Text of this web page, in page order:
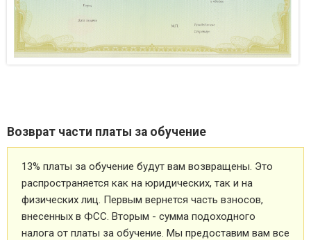
Возврат части платы за обучение
13% платы за обучение будут вам возвращены. Это
распространяется как на юридических, так и на
физических лиц. Первым вернется часть взносов,
внесенных в ФСС. Вторым - сумма подоходного
налога от платы за обучение. Мы предоставим вам все